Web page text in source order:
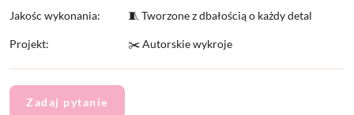
Jakośc wykonania: 🧵 Tworzone z dbałością o każdy detal
Projekt: ✂️ Autorskie wykroje
Zadaj pytanie